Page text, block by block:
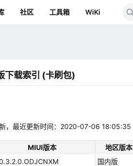
社区 工具箱 WiKi
下载索引 (卡刷包)
，最近更新时间：2020-07-06 18:05:35
MIUI版本 地区版本
国内版